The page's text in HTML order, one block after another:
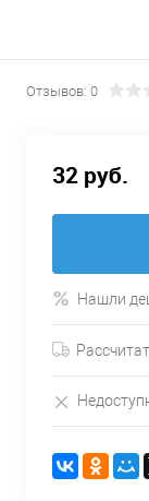
Отзывов: 0
32 руб.
Нашли